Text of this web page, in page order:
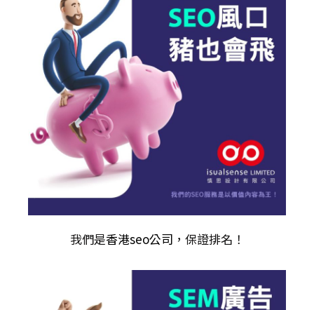
我們是香港seo公司 ，保證排名！